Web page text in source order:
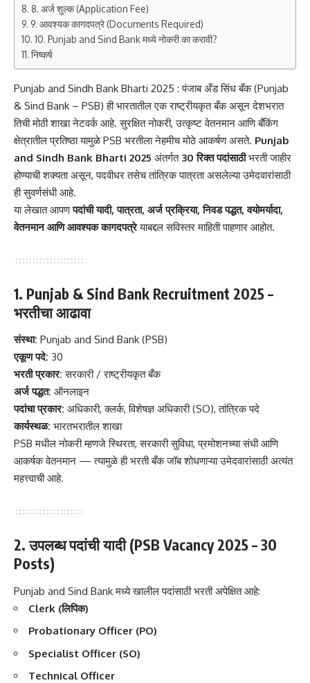
8. अर्ज शुल्क (Application Fee)
9. आवश्यक कागदपत्रे (Documents Required)
10. Punjab and Sind Bank मध्ये नोकरी का करावी?
निष्कर्ष
Punjab and Sindh Bank Bharti 2025 : पंजाब अँड सिंध बँक (Punjab
& Sind Bank – PSB) ही भारतातील एक राष्ट्रीयकृत बँक असून देशभरात
तिची मोठी शाखा नेटवर्क आहे. सुरक्षित नोकरी, उत्कृष्ट वेतनमान आणि बँकिंग
क्षेत्रातील प्रतिष्ठा यामुळे PSB भरतीला नेहमीच मोठे आकर्षण असते. Punjab
and Sindh Bank Bharti 2025 अंतर्गत 30 रिक्त पदांसाठीभरती जाहीर
होण्याची शक्यता असून, पदवीधर तसेच तांत्रिक पात्रता असलेल्या उमेदवारांसाठी
ही सुवर्णसंधी आहे.
या लेखात आपणपदांची यादी, पात्रता, अर्ज प्रक्रिया, निवड पद्धत, वयोमर्यादा,
वेतनमान आणि आवश्यक कागदपत्रेयाबद्दल सविस्तर माहिती पाहणार आहोत.
1. Punjab & Sind Bank Recruitment 2025 –
भरतीचा आढावा
संस्था: Punjab and Sind Bank (PSB)
एकूण पदे: 30
भरती प्रकार: सरकारी / राष्ट्रीयकृत बँक
अर्ज पद्धत: ऑनलाइन
पदांचा प्रकार: अधिकारी, क्लर्क, विशेषज्ञ अधिकारी (SO), तांत्रिक पदे
कार्यस्थळ: भारतभरातील शाखा
PSB मधील नोकरी म्हणजे स्थिरता, सरकारी सुविधा, प्रमोशनच्या संधी आणि
आकर्षक वेतनमान — त्यामुळे ही भरती बँक जॉब शोधणाऱ्या उमेदवारांसाठी अत्यंत
महत्त्वाची आहे.
2. उपलब्ध पदांची यादी (PSB Vacancy 2025 – 30
Posts)
Punjab and Sind Bank मध्ये खालील पदांसाठी भरती अपेक्षित आहे:
Clerk (लिपिक)
Probationary Officer (PO)
Specialist Officer (SO)
Technical Officer